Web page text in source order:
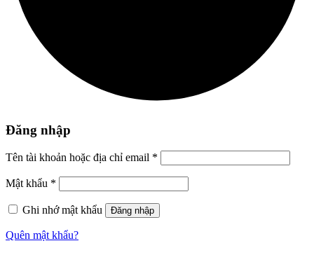
Đăng nhập
Tên tài khoản hoặc địa chỉ email *
Mật khẩu *
Ghi nhớ mật khẩu Đăng nhập
Quên mật khẩu?